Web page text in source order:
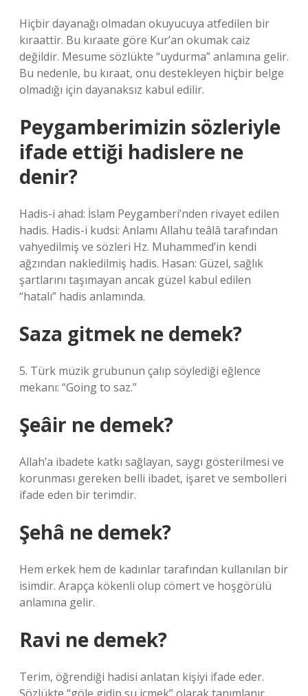
Hiçbir dayanağı olmadan okuyucuya atfedilen bir
kıraattir. Bu kıraate göre Kur’an okumak caiz
değildir. Mesume sözlükte “uydurma” anlamına gelir.
Bu nedenle, bu kıraat, onu destekleyen hiçbir belge
olmadığı için dayanaksız kabul edilir.
Peygamberimizin sözleriyle
ifade ettiği hadislere ne
denir?
Hadis-i ahad: İslam Peygamberi’nden rivayet edilen
hadis. Hadis-i kudsi: Anlamı Allahu teâlâ tarafından
vahyedilmiş ve sözleri Hz. Muhammed’in kendi
ağzından nakledilmiş hadis. Hasan: Güzel, sağlık
şartlarını taşımayan ancak güzel kabul edilen
“hatalı” hadis anlamında.
Saza gitmek ne demek?
5. Türk müzik grubunun çalıp söylediği eğlence
mekanı: “Going to saz.”
Şeâir ne demek?
Allah’a ibadete katkı sağlayan, saygı gösterilmesi ve
korunması gereken belli ibadet, işaret ve sembolleri
ifade eden bir terimdir.
Şehâ ne demek?
Hem erkek hem de kadınlar tarafından kullanılan bir
isimdir. Arapça kökenli olup cömert ve hoşgörülü
anlamına gelir.
Ravi ne demek?
Terim, öğrendiği hadisi anlatan kişiyi ifade eder.